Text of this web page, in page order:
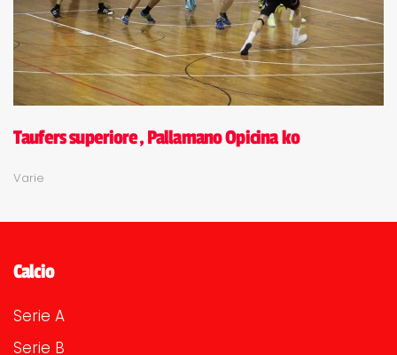
Taufers superiore, Pallamano Opicina ko
Varie
Calcio
Serie A
Serie B